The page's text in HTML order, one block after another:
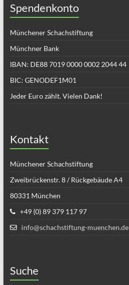
Spendenkonto
Münchener Schachstiftung
Münchner Bank
IBAN: DE88 7019 0000 0002 2044 44
BIC: GENODEF1M01
Jeder Euro zählt. Vielen Dank!
Kontakt
Münchener Schachstiftung
Zweibrückenstr. 8 / Rückgebäude A4
80331 München
+49 (0) 89 379 117 97
info@schachstiftung-muenchen.de
Suche